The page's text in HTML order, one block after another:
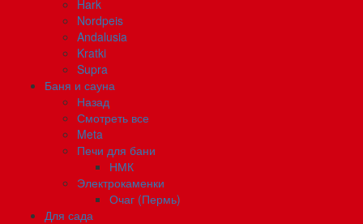
Hark
Nordpeis
Andalusia
Kratki
Supra
Баня и сауна
Назад
Смотреть все
Meta
Печи для бани
НМК
Электрокаменки
Очаг (Пермь)
Для сада